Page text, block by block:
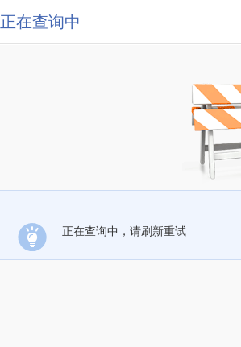
正在查询中
正在查询中，请刷新重试